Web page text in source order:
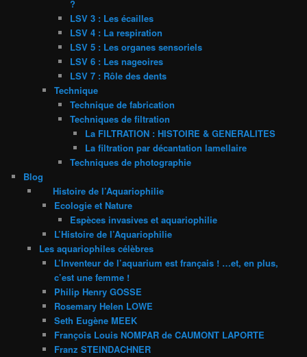
?
LSV 3 : Les écailles
LSV 4 : La respiration
LSV 5 : Les organes sensoriels
LSV 6 : Les nageoires
LSV 7 : Rôle des dents
Technique
Technique de fabrication
Techniques de filtration
La FILTRATION : HISTOIRE & GENERALITES
La filtration par décantation lamellaire
Techniques de photographie
Blog
Histoire de l’Aquariophilie
Ecologie et Nature
Espèces invasives et aquariophilie
L’Histoire de l’Aquariophilie
Les aquariophiles célèbres
L’Inventeur de l’aquarium est français ! …et, en plus,
c’est une femme !
Philip Henry GOSSE
Rosemary Helen LOWE
Seth Eugène MEEK
François Louis NOMPAR de CAUMONT LAPORTE
Franz STEINDACHNER